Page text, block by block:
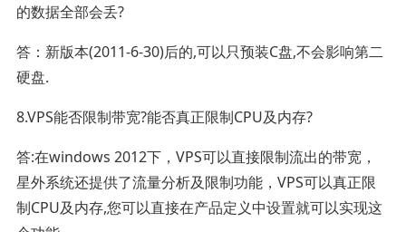
的数据全部会丢?
答：新版本(2011-6-30)后的,可以只预装C盘,不会影响第二
硬盘.
8.VPS能否限制带宽?能否真正限制CPU及内存?
答:在windows 2012下，VPS可以直接限制流出的带宽，
星外系统还提供了流量分析及限制功能，VPS可以真正限
制CPU及内存,您可以直接在产品定义中设置就可以实现这